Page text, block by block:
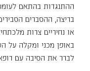
ההתנגדות בהתאם
בריצה, ההסברים
או נחיריים צרות
באופן מכני ומקלה על
לברר את הסיבה עם רופא